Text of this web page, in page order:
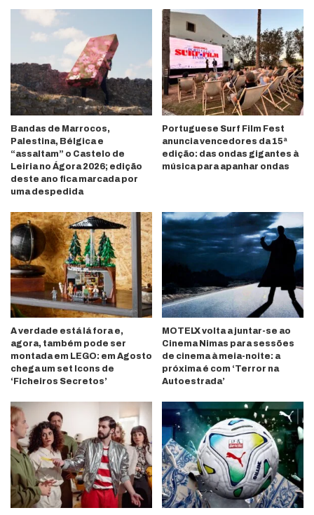
Bandas de Marrocos,
Palestina, Bélgica e
“assaltam” o Castelo de
Leiria no Ágora 2026; edição
deste ano fica marcada por
uma despedida
Portuguese Surf Film Fest
anuncia vencedores da 15ª
edição: das ondas gigantes à
música para apanhar ondas
A verdade está lá fora e,
agora, também pode ser
montada em LEGO: em Agosto
chega um set Icons de
‘Ficheiros Secretos’
MOTELX volta a juntar-se ao
Cinema Nimas para sessões
de cinema à meia-noite: a
próxima é com ‘Terror na
Autoestrada’